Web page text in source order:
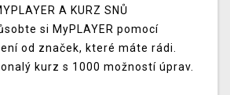
A KURZ SNŮ
si MyPLAYER pomocí
od značek, které máte rádi.
kurz s 1000 možností úprav.